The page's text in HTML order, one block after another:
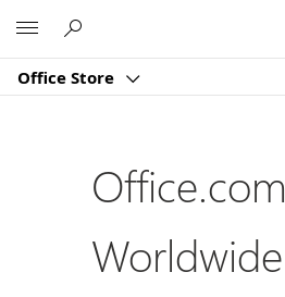
Office Store
Office.com
Worldwide